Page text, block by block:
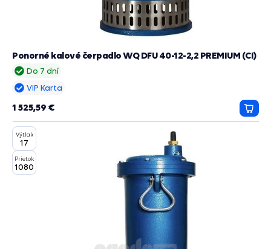
Do 7 dní
Ponorné kalové čerpadlo WQ DFU 40-12-2,2 PREMIUM (CI)
VIP Karta
1 525,59 €
do
Výtlak
17
Prietok
1080